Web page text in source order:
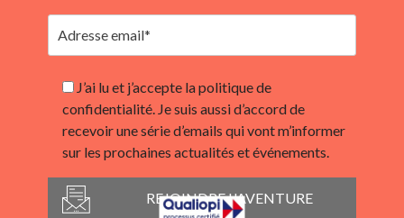
J’ai lu et j’accepte la politique de
confidentialité. Je suis aussi d’accord de
recevoir une série d’emails qui vont m’informer
sur les prochaines actualités et événements.